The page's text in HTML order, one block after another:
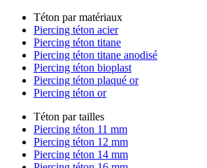
Téton par matériaux
Piercing téton acier
Piercing téton titane
Piercing téton titane anodisé
Piercing téton bioplast
Piercing téton plaqué or
Piercing téton or
Téton par tailles
Piercing téton 11 mm
Piercing téton 12 mm
Piercing téton 14 mm